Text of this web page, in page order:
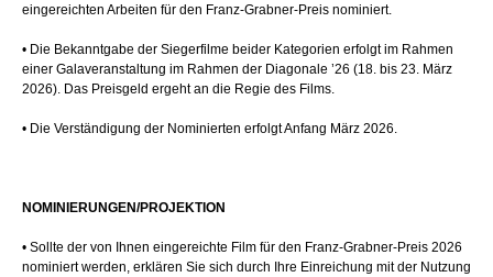
eingereichten Arbeiten für den Franz-Grabner-Preis nominiert.
• Die Bekanntgabe der Siegerfilme beider Kategorien erfolgt im Rahmen
einer Galaveranstaltung im Rahmen der Diagonale ’26 (18. bis 23. März
2026). Das Preisgeld ergeht an die Regie des Films.
• Die Verständigung der Nominierten erfolgt Anfang März 2026.
NOMINIERUNGEN/PROJEKTION
• Sollte der von Ihnen eingereichte Film für den Franz-Grabner-Preis 2026
nominiert werden, erklären Sie sich durch Ihre Einreichung mit der Nutzung